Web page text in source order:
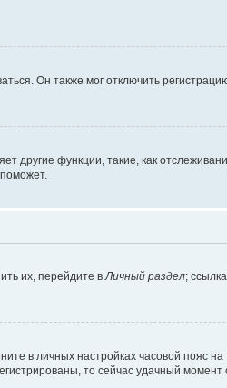
Он также мог отключить
другие функции, такие, как
их, перейдите в Личный раздел;
в личных настройках часовой пояс на
то сейчас удачный момент